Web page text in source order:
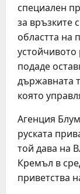
специален
за връзките
областта на
устойчивото
подаде
държавната
която
Агенция
руската
той дава на
Кремъл в
приветства